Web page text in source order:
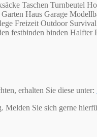
Taschen Turnbeutel
Haus Garage
Freizeit Outdoor
festbinden binden
erhalten Sie diese unter:
Melden Sie sich gerne